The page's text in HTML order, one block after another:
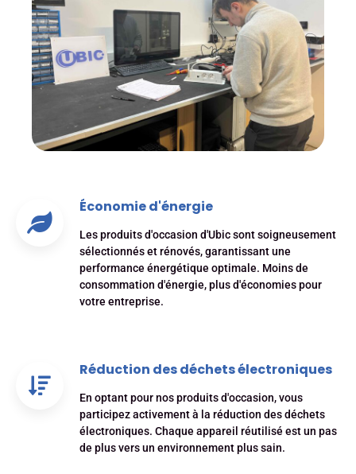
Économie d'énergie
Les produits d'occasion d'Ubic sont soigneusement
sélectionnés et rénovés, garantissant une
performance énergétique optimale. Moins de
consommation d'énergie, plus d'économies pour
votre entreprise.
Réduction des déchets électroniques
En optant pour nos produits d'occasion, vous
participez activement à la réduction des déchets
électroniques. Chaque appareil réutilisé est un pas
de plus vers un environnement plus sain.